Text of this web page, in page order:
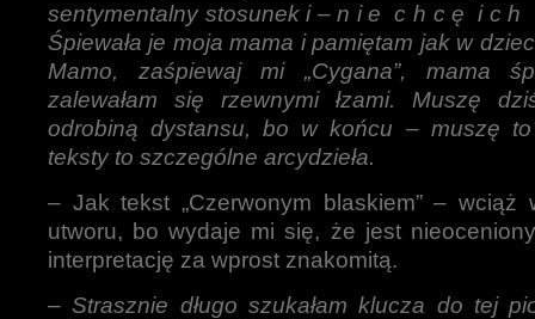
sentymentalny stosunek i – n i e c h c ę i c h
Śpiewała je moja mama i pamiętam jak w
Mamo, zaśpiewaj mi „Cygana”, mama
zalewałam się rzewnymi łzami. Muszę
odrobiną dystansu, bo w końcu – muszę
teksty to szczególne arcydzieła.
– Jak tekst „Czerwonym blaskiem” – wciąż
utworu, bo wydaje mi się, że jest
interpretację za wprost znakomitą.
–Strasznie długo szukałam klucza do tej